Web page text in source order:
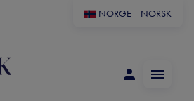
NORGE NORSK